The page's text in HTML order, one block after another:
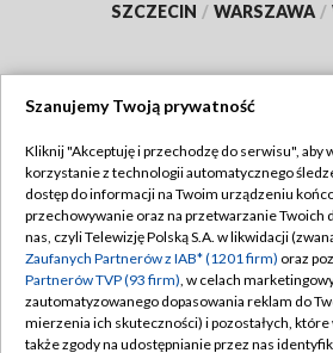
SZCZECIN / WARSZAWA /
TVP
Abonament TVP
Emisja w TVP
Centrum informacji TVP
Naziemna Telewizja Cyfrowa
Regulamin
Polityka
Moje zgody
Pomoc
Szanujemy Twoją prywatność
Kliknij "Akceptuję i przechodzę do serwisu", aby
korzystanie z technologii automatycznego
dostęp do informacji na Twoim urządzeniu
przechowywanie oraz na przetwarzanie Twoich
nas, czyli Telewizję Polską S.A. w likwidacji
Zaufanych Partnerów z IAB* (1201 firm) oraz
Partnerów TVP (93 firm), w celach
zautomatyzowanego dopasowania reklam do
mierzenia ich skuteczności) i pozostałych,
także zgody na udostępnianie przez nas